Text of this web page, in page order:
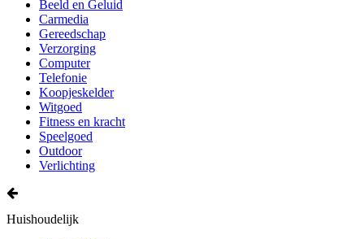
Beeld en Geluid
Carmedia
Gereedschap
Verzorging
Computer
Telefonie
Koopjeskelder
Witgoed
Fitness en kracht
Speelgoed
Outdoor
Verlichting
Huishoudelijk